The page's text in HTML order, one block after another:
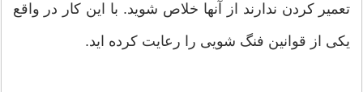
تعمیر کردن ندارند از آنها خلاص شوید. با این کار در واقع
یکی از قوانین فنگ شویی را رعایت کرده اید.